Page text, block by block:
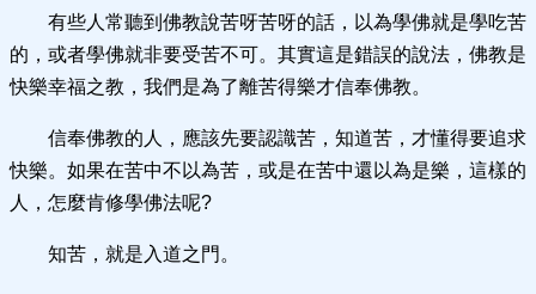
有些人常聽到佛教說苦呀苦呀的話，以為學佛就是學吃苦
的，或者學佛就非要受苦不可。其實這是錯誤的說法，佛教是
快樂幸福之教，我們是為了離苦得樂才信奉佛教。
信奉佛教的人，應該先要認識苦，知道苦，才懂得要追求
快樂。如果在苦中不以為苦，或是在苦中還以為是樂，這樣的
人，怎麼肯修學佛法呢?
知苦，就是入道之門。